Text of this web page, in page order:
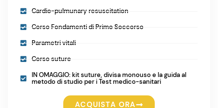
Cardio-pulmunary resuscitation
Corso Fondamenti di Primo Soccorso
Parametri vitali
Corso suture
IN OMAGGIO: kit suture, divisa monouso e la guida al
metodo di studio per i Test medico-sanitari
ACQUISTA ORA